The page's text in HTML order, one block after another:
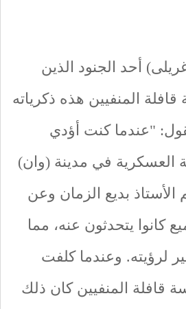
أحد الجنود الذين
المنفيين هذه ذكرياته
"عندما كنت أؤدي
العسكرية في مدينة (وان)
بديع الزمان وعن
كانوا يتحدثون عنه، مما
لرؤيته. وعندما كلفت
قافلة المنفيين كان ذلك